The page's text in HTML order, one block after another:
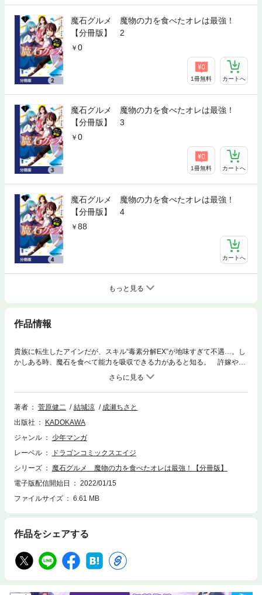
魔石グルメ 魔物の力を食べたオレは最強！
【分冊版】 2
0
1冊無料 カートへ
魔石グルメ 魔物の力を食べたオレは最強！
【分冊版】 3
0
1冊無料 カートへ
魔石グルメ 魔物の力を食べたオレは最強！
【分冊版】 4
88
カートへ
もっと見る
作品情報
貴族に転生したアインだが、スキル“毒素分解EX”が地味すぎて不遇…。し
かしある時、魔石を食べて能力を吸収できる力があると知る。 許嫁や優
しいお母さまに囲まれて少年が「王」になるための物語が始まる――！
著者 菅原健二 結城涼
成瀬ちさと
出版社
KADOKAWA
ジャンル
少年マンガ
レーベル
ドラゴンコミックスエイジ
シリーズ
魔石グルメ 魔物の力を食べたオレは最強！【分冊版】
電子版配信開始日
2022/01/15
ファイルサイズ
6.61 MB
作品をシェアする